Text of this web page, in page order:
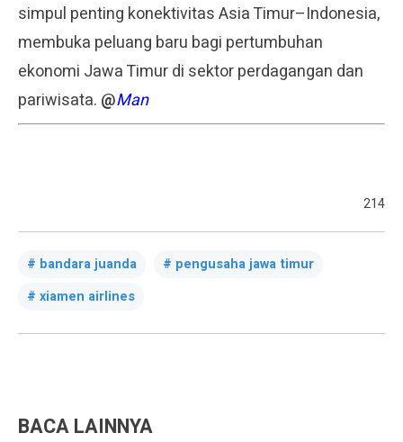
simpul penting konektivitas Asia Timur–Indonesia,
membuka peluang baru bagi pertumbuhan
ekonomi Jawa Timur di sektor perdagangan dan
pariwisata. @Man
214
bandara juanda
pengusaha jawa timur
xiamen airlines
BACA LAINNYA